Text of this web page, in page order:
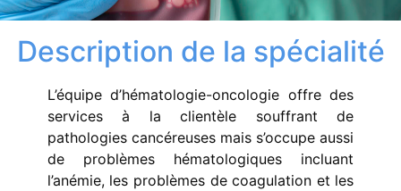
Description de la spécialité
L’équipe d’hématologie-oncologie offre des
services à la clientèle souffrant de
pathologies cancéreuses mais s’occupe aussi
de problèmes hématologiques incluant
l’anémie, les problèmes de coagulation et les